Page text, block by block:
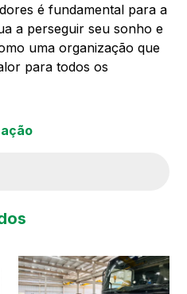
é fundamental para a
a perseguir seu sonho e
uma organização que
para todos os